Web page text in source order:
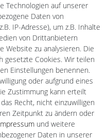
Technologien auf unserer
Daten von
IP-Adresse), um z.B. Inhalte
von Drittanbietern
Website zu analysieren. Die
gesetzte Cookies. Wir teilen
Einstellungen benennen.
oder aufgrund eines
Zustimmung kann erteilt
Recht, nicht einzuwilligen
Zeitpunkt zu ändern oder
und weitere
Daten in unserer